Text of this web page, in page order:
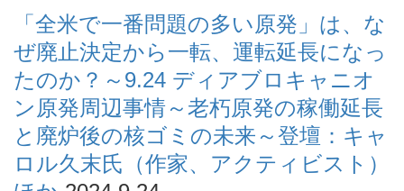
「全米で一番問題の多い原発」は、な
ぜ廃止決定から一転、運転延長になっ
たのか？～9.24 ディアブロキャニオ
ン原発周辺事情～老朽原発の稼働延長
と廃炉後の核ゴミの未来～登壇：キャ
ロル久末氏（作家、アクティビスト）